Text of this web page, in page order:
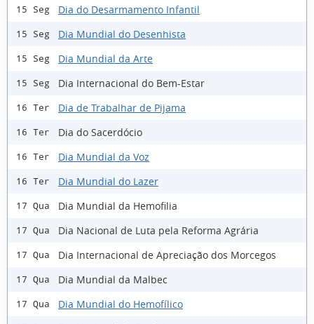
15 Seg Dia do Desarmamento Infantil
15 Seg Dia Mundial do Desenhista
15 Seg Dia Mundial da Arte
15 Seg Dia Internacional do Bem-Estar
16 Ter Dia de Trabalhar de Pijama
16 Ter Dia do Sacerdócio
16 Ter Dia Mundial da Voz
16 Ter Dia Mundial do Lazer
17 Qua Dia Mundial da Hemofilia
17 Qua Dia Nacional de Luta pela Reforma Agrária
17 Qua Dia Internacional de Apreciação dos Morcegos
17 Qua Dia Mundial da Malbec
17 Qua Dia Mundial do Hemofílico